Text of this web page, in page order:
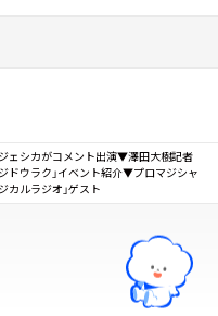
ジェシカがコメント出演▼澤田大樹記者
ウラク」イベント紹介▼プロマジシャ
カルラジオ」ゲスト